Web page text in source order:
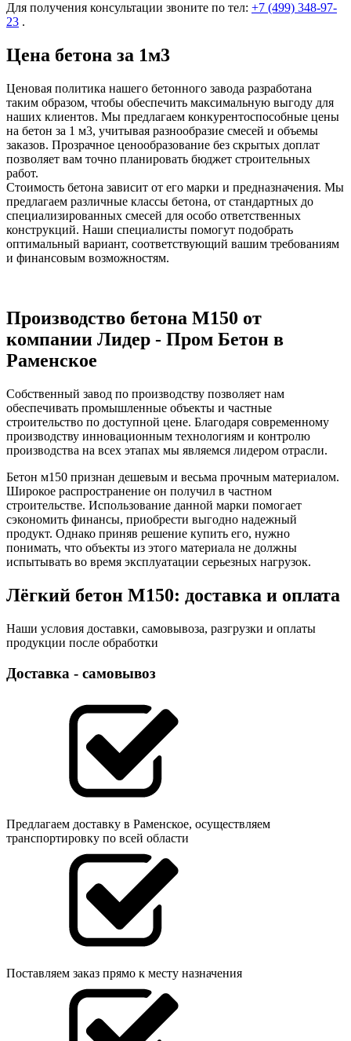
Для получения консультации звоните по тел: +7 (499) 348-97-
23 .
Цена бетона за 1м3
Ценовая политика нашего бетонного завода разработана
таким образом, чтобы обеспечить максимальную выгоду для
наших клиентов. Мы предлагаем конкурентоспособные цены
на бетон за 1 м3, учитывая разнообразие смесей и объемы
заказов. Прозрачное ценообразование без скрытых доплат
позволяет вам точно планировать бюджет строительных
работ.
Стоимость бетона зависит от его марки и предназначения. Мы
предлагаем различные классы бетона, от стандартных до
специализированных смесей для особо ответственных
конструкций. Наши специалисты помогут подобрать
оптимальный вариант, соответствующий вашим требованиям
и финансовым возможностям.
Производство бетона М150 от
компании Лидер - Пром Бетон в
Раменское
Собственный завод по производству позволяет нам
обеспечивать промышленные объекты и частные
строительство по доступной цене. Благодаря современному
производству инновационным технологиям и контролю
производства на всех этапах мы являемся лидером отрасли.
Бетон м150 признан дешевым и весьма прочным материалом.
Широкое распространение он получил в частном
строительстве. Использование данной марки помогает
сэкономить финансы, приобрести выгодно надежный
продукт. Однако приняв решение купить его, нужно
понимать, что объекты из этого материала не должны
испытывать во время эксплуатации серьезных нагрузок.
Лёгкий бетон М150: доставка и оплата
Наши условия доставки, самовывоза, разгрузки и оплаты
продукции после обработки
Доставка - самовывоз
Предлагаем доставку в Раменское, осуществляем
транспортировку по всей области
Поставляем заказ прямо к месту назначения